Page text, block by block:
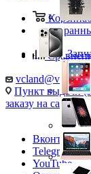
Корзина
vcland@vcland.ru
Пункт выдачи
заказу на сайте),
Вконтакте
Telegram
YouTube